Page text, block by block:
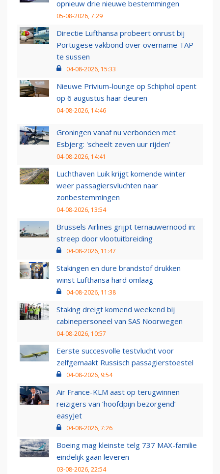
opnieuw drie nieuwe bestemmingen
05-08-2026, 7:29
Directie Lufthansa probeert onrust bij
Portugese vakbond over overname TAP
te sussen
04-08-2026, 15:33
Nieuwe Privium-lounge op Schiphol opent
op 6 augustus haar deuren
04-08-2026, 14:46
Groningen vanaf nu verbonden met
Esbjerg: 'scheelt zeven uur rijden'
04-08-2026, 14:41
Luchthaven Luik krijgt komende winter
weer passagiersvluchten naar
zonbestemmingen
04-08-2026, 13:54
Brussels Airlines grijpt ternauwernood in:
streep door vlootuitbreiding
04-08-2026, 11:47
Stakingen en dure brandstof drukken
winst Lufthansa hard omlaag
04-08-2026, 11:38
Staking dreigt komend weekend bij
cabinepersoneel van SAS Noorwegen
04-08-2026, 10:57
Eerste succesvolle testvlucht voor
zelfgemaakt Russisch passagierstoestel
04-08-2026, 9:54
Air France-KLM aast op terugwinnen
reizigers van ‘hoofdpijn bezorgend’
easyJet
04-08-2026, 7:26
Boeing mag kleinste telg 737 MAX-familie
eindelijk gaan leveren
03-08-2026, 22:54